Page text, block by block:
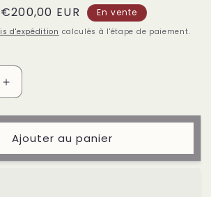
Prix
promotionnel
€200,00 EUR En vente
d'expédition calculés à l'étape de paiement.
Augmenter
la
quantité
de
Formation
Blanchiment
Ajouter au panier